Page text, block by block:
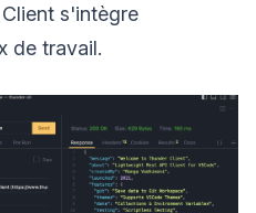
s'intègre
de travail.